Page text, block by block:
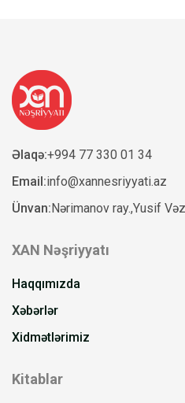
Əlaqə:+994 77 330 01 34
Email:info@xannesriyyati.az
Ünvan:Nərimanov ray.,Yusif
XAN Nəşriyyatı
Haqqımızda
Xəbərlər
Xidmətlərimiz
Kitablar